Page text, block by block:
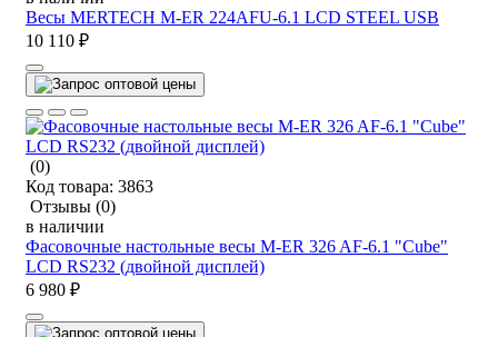
Весы MERTECH M-ER 224AFU-6.1 LCD STEEL USB
10 110 ₽
(0)
Код товара: 3863
Отзывы (0)
в наличии
Фасовочные настольные весы M-ER 326 AF-6.1 "Cube"
LCD RS232 (двойной дисплей)
6 980 ₽